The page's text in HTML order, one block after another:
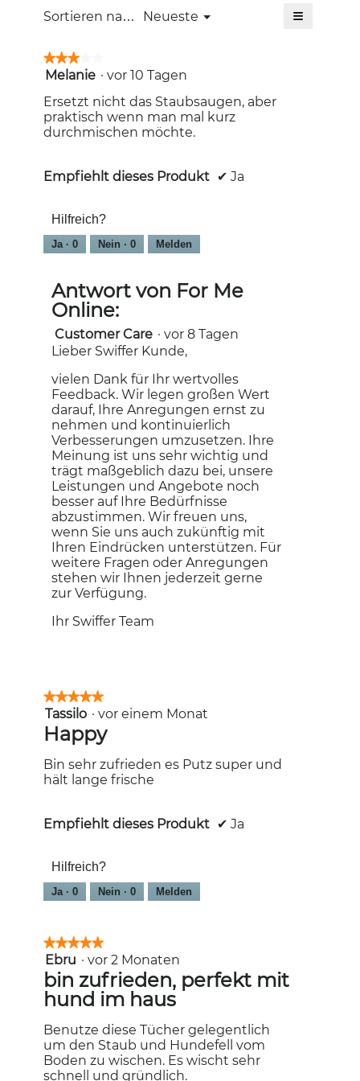
Sortieren nach: Neueste ▼
Menü ≡
★★★★★
★★★★★
3
5
Sternen.
Melanie · vor 10 Tagen
Ersetzt nicht das Staubsaugen, aber
praktisch wenn man mal kurz
durchmischen möchte.
Empfiehlt dieses Produkt ✔ Ja
Hilfreich?
Ja · 0 Nein · 0 Melden
Antwort von For Me
Online:
Customer Care · vor 8 Tagen
Lieber Swiffer Kunde,
vielen Dank für Ihr wertvolles
Feedback. Wir legen großen Wert
darauf, Ihre Anregungen ernst zu
nehmen und kontinuierlich
Verbesserungen umzusetzen. Ihre
Meinung ist uns sehr wichtig und
trägt maßgeblich dazu bei, unsere
Leistungen und Angebote noch
besser auf Ihre Bedürfnisse
abzustimmen. Wir freuen uns,
wenn Sie uns auch zukünftig mit
Ihren Eindrücken unterstützen. Für
weitere Fragen oder Anregungen
stehen wir Ihnen jederzeit gerne
zur Verfügung.
Ihr Swiffer Team
★★★★★
★★★★★
5
von
5
Sternen.
Tassilo · vor einem Monat
Happy
Bin sehr zufrieden es Putz super und
hält lange frische
Empfiehlt dieses Produkt ✔ Ja
Hilfreich?
Ja · 0 Nein · 0 Melden
★★★★★
★★★★★
5
von
5
Sternen.
Ebru · vor 2 Monaten
bin zufrieden, perfekt mit
hund im haus
Benutze diese Tücher gelegentlich
um den Staub und Hundefell vom
Boden zu wischen. Es wischt sehr
schnell und gründlich.